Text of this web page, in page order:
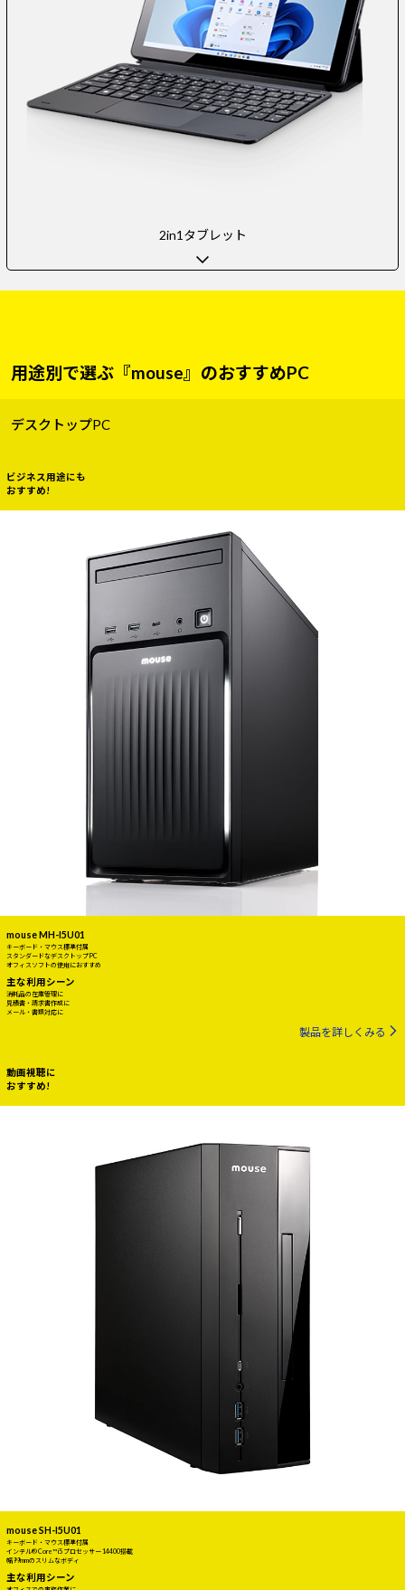
2in1タブレット
用途別で選ぶ『mouse』のおすすめPC
デスクトップPC
ビジネス用途にも
おすすめ!
mouse MH-I5U01
キーボード・マウス標準付属
スタンダードなデスクトップPC
オフィスソフトの使用におすすめ
主な利用シーン
消耗品の在庫管理に
見積書・請求書作成に
メール・書類対応に
製品を詳しくみる
動画視聴に
おすすめ!
mouse SH-I5U01
キーボード・マウス標準付属
インテル® Core™ i5 プロセッサー 14400搭載
幅99mmのスリムなボディ
主な利用シーン